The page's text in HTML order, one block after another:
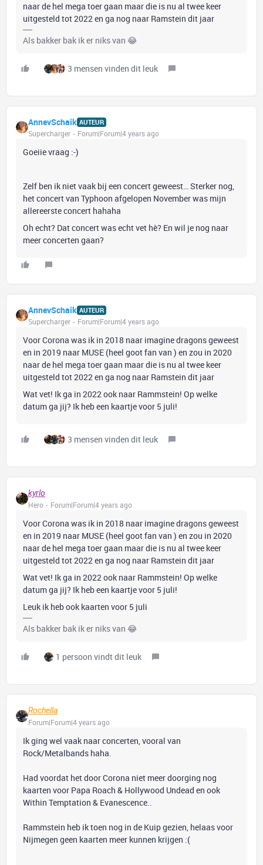
naar de hel mega toer gaan maar die is nu al twee keer
uitgesteld tot 2022 en ga nog naar Ramstein dit jaar
Als bakker bak ik er niks van 😂
3 mensen vinden dit leuk
AnnevSchaik AUTEUR
Supercharger Forum|Forum|4 years ago
Goeiie vraag :-)
Zelf ben ik niet vaak bij een concert geweest… Sterker nog,
het concert van Typhoon afgelopen November was mijn
allereerste concert hahaha
Oh echt? Dat concert was echt vet hè? En wil je nog naar
meer concerten gaan?
AnnevSchaik AUTEUR
Supercharger Forum|Forum|4 years ago
Voor Corona was ik in 2018 naar imagine dragons geweest
en in 2019 naar MUSE (heel goot fan van ) en zou in 2020
naar de hel mega toer gaan maar die is nu al twee keer
uitgesteld tot 2022 en ga nog naar Ramstein dit jaar
Wat vet! Ik ga in 2022 ook naar Rammstein! Op welke
datum ga jij? Ik heb een kaartje voor 5 juli!
3 mensen vinden dit leuk
kyrlo
Hero
Forum|Forum|4 years ago
Voor Corona was ik in 2018 naar imagine dragons geweest
en in 2019 naar MUSE (heel goot fan van ) en zou in 2020
naar de hel mega toer gaan maar die is nu al twee keer
uitgesteld tot 2022 en ga nog naar Ramstein dit jaar
Wat vet! Ik ga in 2022 ook naar Rammstein! Op welke
datum ga jij? Ik heb een kaartje voor 5 juli!
Leuk ik heb ook kaarten voor 5 juli
Als bakker bak ik er niks van 😂
1 persoon vindt dit leuk
Rochella
Forum|Forum|4 years ago
Ik ging wel vaak naar concerten, vooral van
Rock/Metalbands haha.
Had voordat het door Corona niet meer doorging nog
kaarten voor Papa Roach & Hollywood Undead en ook
Within Temptation & Evanescence..
Rammstein heb ik toen nog in de Kuip gezien, helaas voor
Nijmegen geen kaarten meer kunnen krijgen :(